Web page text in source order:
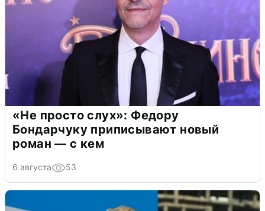
«Не просто слух»: Федору
Бондарчуку приписывают новый
роман — с кем
6 августа 53